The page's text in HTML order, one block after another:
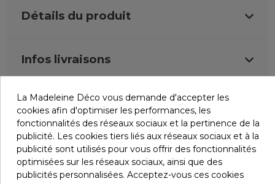
Détails du produit
Infos livraisons
Retours et remboursements
Avis (0)
La Madeleine Déco vous demande d'accepter les
cookies afin d'optimiser les performances, les
fonctionnalités des réseaux sociaux et la pertinence de la
publicité. Les cookies tiers liés aux réseaux sociaux et à la
publicité sont utilisés pour vous offrir des fonctionnalités
optimisées sur les réseaux sociaux, ainsi que des
publicités personnalisées. Acceptez-vous ces cookies